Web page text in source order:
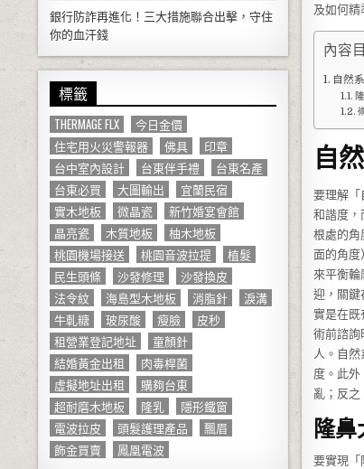
及如何精
內容
自然
自
要理解「
和諧度，
根處的角
面的角
來平衡
迎，關鍵
實是在既
術前諮詢
人。自
度。此
亂；反之
隆
要實現「
銀行防詐再進化！三大措施聯合出擊，守住
你的血汗錢
標籤
THERMAGE FLX
今日金價
住宅用火災警報器
佛具
印章
台中室內設計
台東伴手禮
台東名產
台東必買
大圖輸出
宜蘭民宿
實木地板
微晶瓷
新竹婚宴會館
晶亮瓷
木質地板
柚木地板
桃園機場接送
桃園音波拉提
植髮
民生頭條
沙發修理
沙發換皮
法令紋
海島型木地板 消脂針
淚溝
牛軋糖
玻尿酸 瘦臉
皮秒
租營業登記地址
童顏針
結婚黃金出租
肉毒桿菌
虛擬地址出租
購夠台東
超耐磨木地板
隆乳
隱形鐵窗
電波拉皮
頭髮護理產品
飄眉
飾金買賣
鳳凰電波